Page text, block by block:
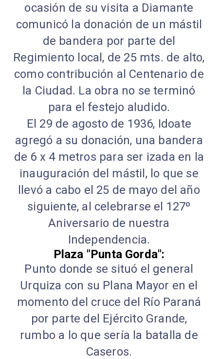
ocasión de su visita a Diamante
comunicó la donación de un mástil
de bandera por parte del
Regimiento local, de 25 mts. de alto,
como contribución al Centenario de
la Ciudad. La obra no se terminó
para el festejo aludido.
El 29 de agosto de 1936, Idoate
agregó a su donación, una bandera
de 6 x 4 metros para ser izada en la
inauguración del mástil, lo que se
llevó a cabo el 25 de mayo del año
siguiente, al celebrarse el 127º
Aniversario de nuestra
Independencia.
Plaza "Punta Gorda":
Punto donde se situó el general
Urquiza con su Plana Mayor en el
momento del cruce del Río Paraná
por parte del Ejército Grande,
rumbo a lo que sería la batalla de
Caseros.